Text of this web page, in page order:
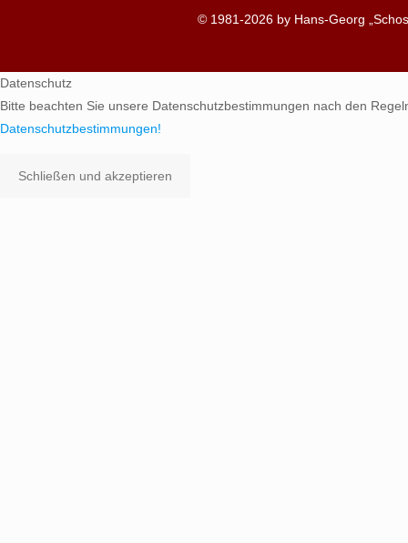
© 1981-2026 by Hans-Georg
Datenschutz
Bitte beachten Sie unsere Datenschutzbestimmungen nach den
Datenschutzbestimmungen!
Schließen und akzeptieren